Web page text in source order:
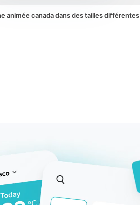
animée canada dans des tailles différentes